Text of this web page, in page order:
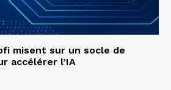
misent sur un socle de
accélérer l’IA